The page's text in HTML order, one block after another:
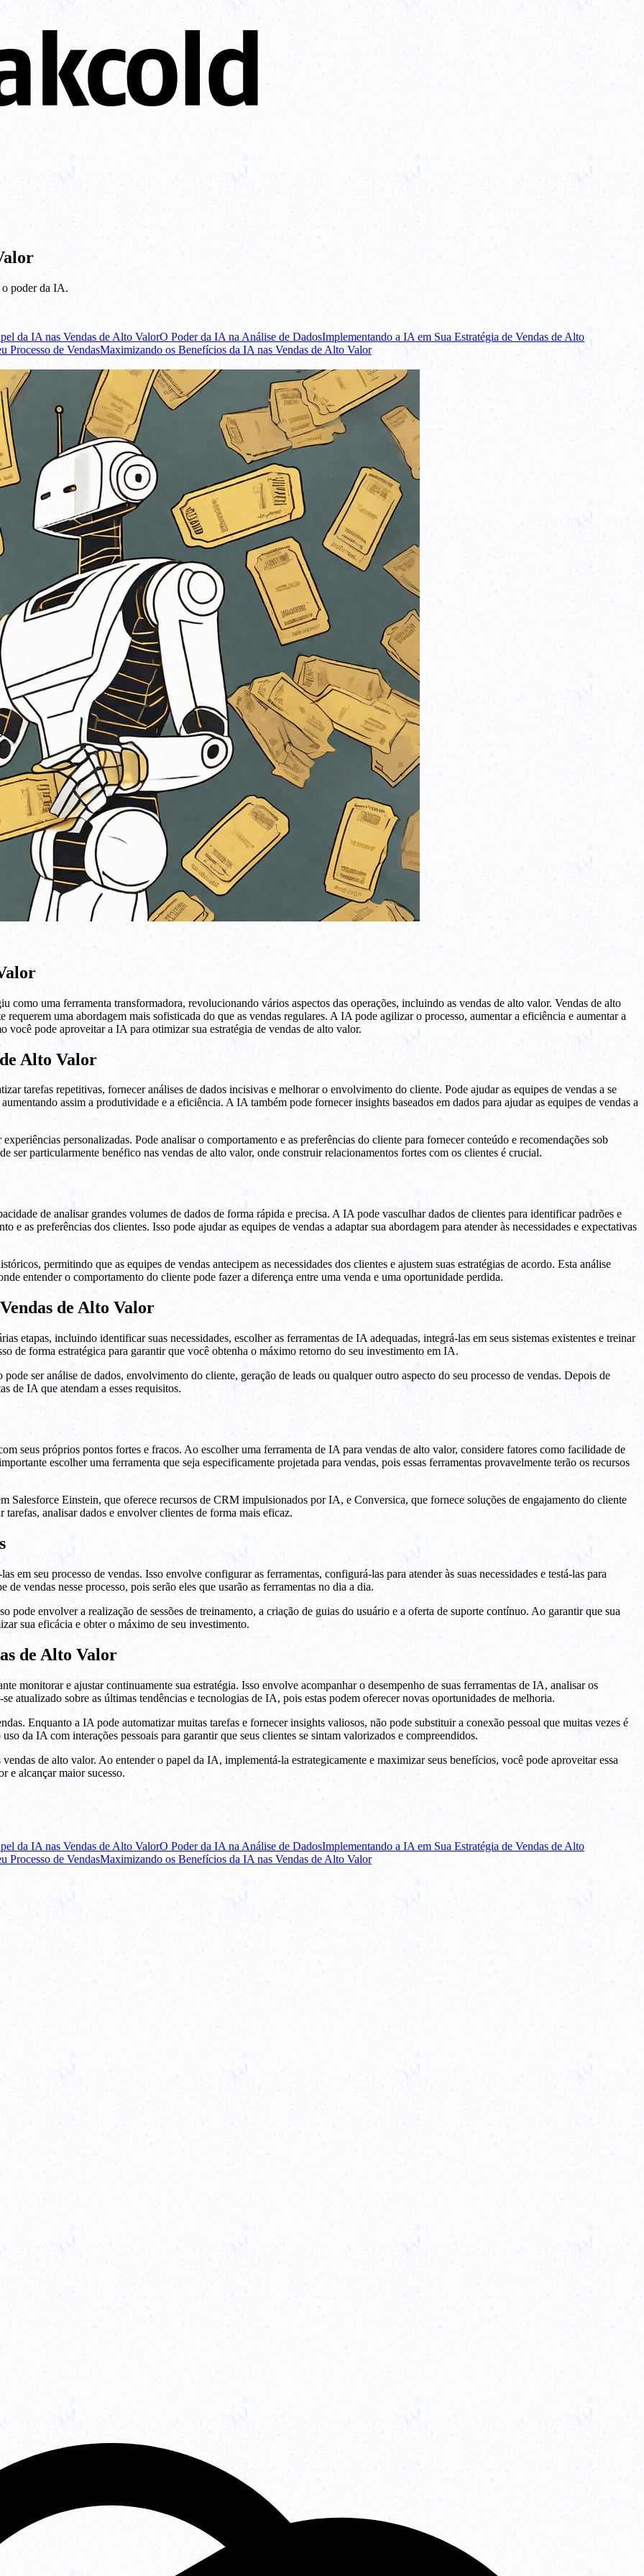
o poder da IA.
da IA nas Vendas de Alto ValorO Poder da IA na Análise de DadosImplementando a IA em Sua Estratégia de Vendas de Alto
Processo de VendasMaximizando os Benefícios da IA nas Vendas de Alto Valor
uma ferramenta transformadora, revolucionando vários aspectos das operações, incluindo as vendas de alto valor. Vendas de alto
uma abordagem mais sofisticada do que as vendas regulares. A IA pode agilizar o processo, aumentar a eficiência e aumentar a
você pode aproveitar a IA para otimizar sua estratégia de vendas de alto valor.
Alto Valor
tarefas repetitivas, fornecer análises de dados incisivas e melhorar o envolvimento do cliente. Pode ajudar as equipes de vendas a se
assim a produtividade e a eficiência. A IA também pode fornecer insights baseados em dados para ajudar as equipes de vendas a
personalizadas. Pode analisar o comportamento e as preferências do cliente para fornecer conteúdo e recomendações sob
ser particularmente benéfico nas vendas de alto valor, onde construir relacionamentos fortes com os clientes é crucial.
de analisar grandes volumes de dados de forma rápida e precisa. A IA pode vasculhar dados de clientes para identificar padrões e
e as preferências dos clientes. Isso pode ajudar as equipes de vendas a adaptar sua abordagem para atender às necessidades e expectativas
permitindo que as equipes de vendas antecipem as necessidades dos clientes e ajustem suas estratégias de acordo. Esta análise
entender o comportamento do cliente pode fazer a diferença entre uma venda e uma oportunidade perdida.
de Alto Valor
etapas, incluindo identificar suas necessidades, escolher as ferramentas de IA adequadas, integrá-las em seus sistemas existentes e treinar
de forma estratégica para garantir que você obtenha o máximo retorno do seu investimento em IA.
ser análise de dados, envolvimento do cliente, geração de leads ou qualquer outro aspecto do seu processo de vendas. Depois de
de IA que atendam a esses requisitos.
seus próprios pontos fortes e fracos. Ao escolher uma ferramenta de IA para vendas de alto valor, considere fatores como facilidade de
escolher uma ferramenta que seja especificamente projetada para vendas, pois essas ferramentas provavelmente terão os recursos
Salesforce Einstein, que oferece recursos de CRM impulsionados por IA, e Conversica, que fornece soluções de engajamento do cliente
analisar dados e envolver clientes de forma mais eficaz.
em seu processo de vendas. Isso envolve configurar as ferramentas, configurá-las para atender às suas necessidades e testá-las para
vendas nesse processo, pois serão eles que usarão as ferramentas no dia a dia.
pode envolver a realização de sessões de treinamento, a criação de guias do usuário e a oferta de suporte contínuo. Ao garantir que sua
sua eficácia e obter o máximo de seu investimento.
de Alto Valor
monitorar e ajustar continuamente sua estratégia. Isso envolve acompanhar o desempenho de suas ferramentas de IA, analisar os
atualizado sobre as últimas tendências e tecnologias de IA, pois estas podem oferecer novas oportunidades de melhoria.
Enquanto a IA pode automatizar muitas tarefas e fornecer insights valiosos, não pode substituir a conexão pessoal que muitas vezes é
da IA com interações pessoais para garantir que seus clientes se sintam valorizados e compreendidos.
de alto valor. Ao entender o papel da IA, implementá-la estrategicamente e maximizar seus benefícios, você pode aproveitar essa
e alcançar maior sucesso.
da IA nas Vendas de Alto ValorO Poder da IA na Análise de DadosImplementando a IA em Sua Estratégia de Vendas de Alto
Processo de VendasMaximizando os Benefícios da IA nas Vendas de Alto Valor